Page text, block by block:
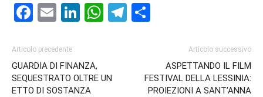
Facebook
EmailLinkedIn
WhatsApp
Telegram
Articolo precedente
GUARDIA DI FINANZA,
SEQUESTRATO OLTRE UN
ETTO DI SOSTANZA
Articolo successivo
ASPETTANDO IL FILM
FESTIVAL DELLA LESSINIA:
PROIEZIONI A SANT’ANNA